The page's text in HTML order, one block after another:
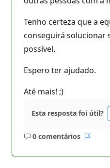
Tenho certeza que a
conseguirá solucionar
possível.
Espero ter ajudado.
Até mais! ;)
Esta resposta foi útil?
0 comentários
Sem